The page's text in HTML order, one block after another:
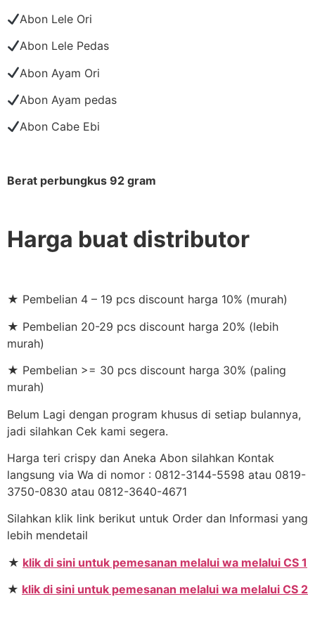
Abon Lele Ori
Abon Lele Pedas
Abon Ayam Ori
Abon Ayam pedas
Abon Cabe Ebi
Berat perbungkus 92 gram
Harga buat distributor
★ Pembelian 4 – 19 pcs discount harga 10% (murah)
★ Pembelian 20-29 pcs discount harga 20% (lebih
murah)
★ Pembelian >= 30 pcs discount harga 30% (paling
murah)
Belum Lagi dengan program khusus di setiap bulannya,
jadi silahkan Cek kami segera.
Harga teri crispy dan Aneka Abon silahkan Kontak
langsung via Wa di nomor : 0812-3144-5598 atau 0819-
3750-0830 atau 0812-3640-4671
Silahkan klik link berikut untuk Order dan Informasi yang
lebih mendetail
★ klik di sini untuk pemesanan melalui wa melalui CS 1
★ klik di sini untuk pemesanan melalui wa melalui CS 2